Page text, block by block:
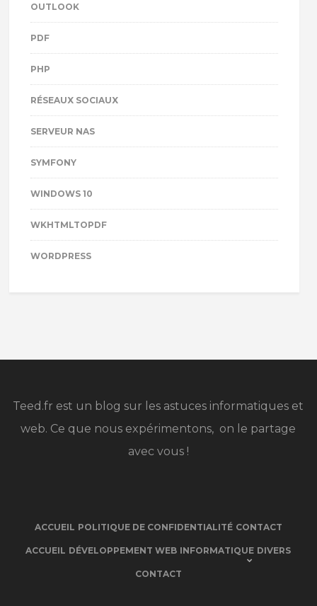
OUTLOOK
PDF
PHP
RÉSEAUX SOCIAUX
SERVEUR NAS
SYMFONY
WINDOWS 10
WKHTMLTOPDF
WORDPRESS
Teed.fr est un blog sur les astuces informatiques et
web. Ce que nous expérimentons, on le partage
avec vous !
ACCUEIL POLITIQUE DE CONFIDENTIALITÉ CONTACT
ACCUEIL DÉVELOPPEMENT WEB INFORMATIQUE DIVERS
CONTACT